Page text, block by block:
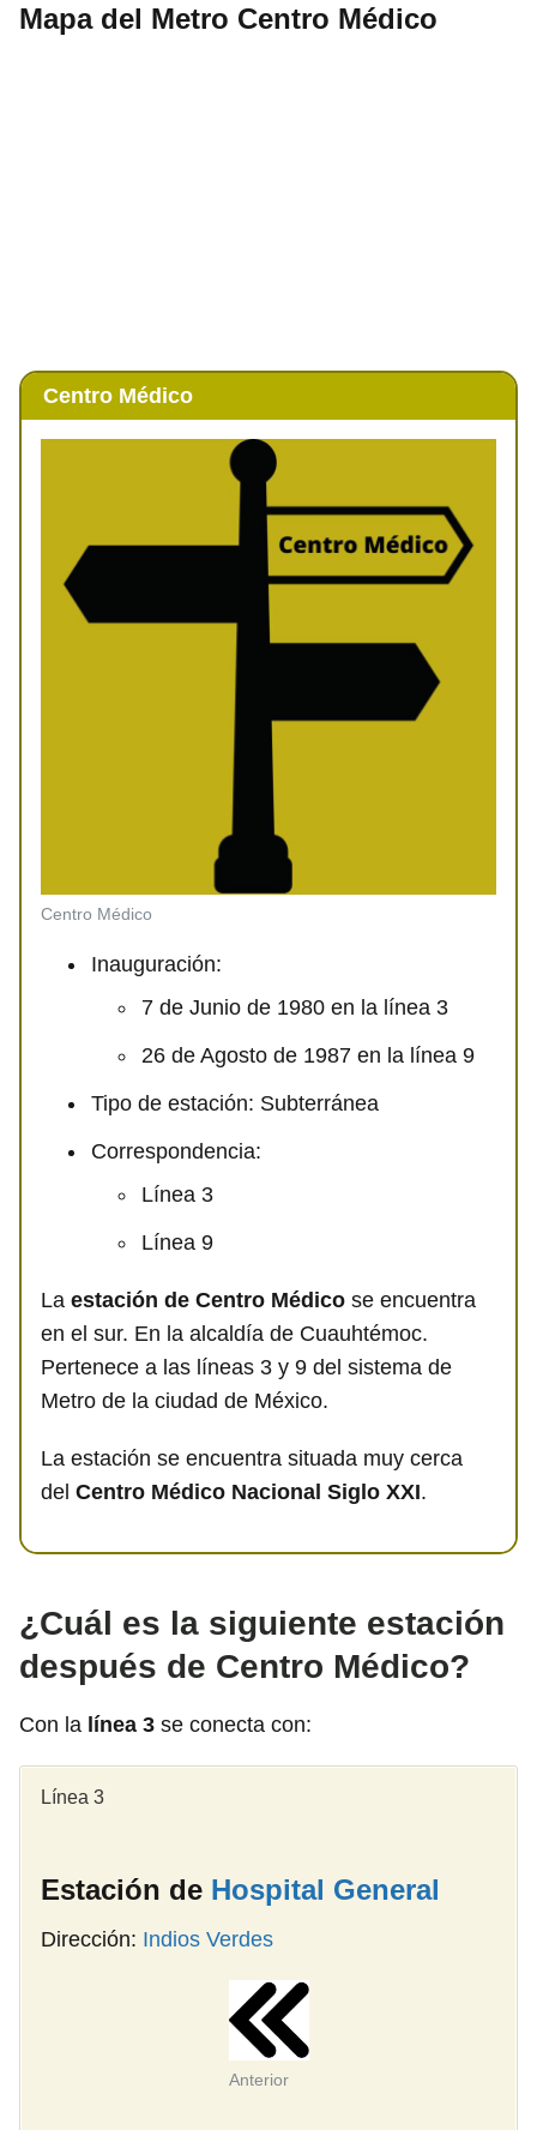
Mapa del Metro Centro Médico
Centro Médico
Centro Médico
Inauguración:
7 de Junio de 1980 en la línea 3
26 de Agosto de 1987 en la línea 9
Tipo de estación: Subterránea
Correspondencia:
Línea 3
Línea 9
La estación de Centro Médico se encuentra
en el sur. En la alcaldía de Cuauhtémoc.
Pertenece a las líneas 3 y 9 del sistema de
Metro de la ciudad de México.
La estación se encuentra situada muy cerca
del Centro Médico Nacional Siglo XXI.
¿Cuál es la siguiente estación
después de Centro Médico?
Con la línea 3 se conecta con:
Línea 3
Estación de Hospital General
Dirección: Indios Verdes
Anterior